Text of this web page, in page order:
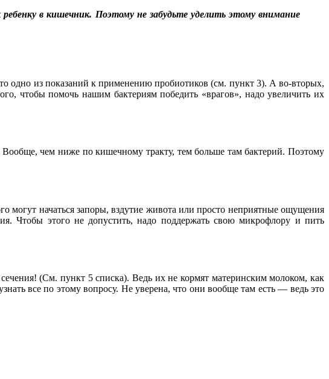
в кишечник. Поэтому не забудьте уделить этому внимание
одно из показаний к применению пробиотиков (см. пункт 3). А во-вторых,
чтобы помочь нашим бактериям победить «врагов», надо увеличить их
чем ниже по кишечному тракту, тем больше там бактерий. Поэтому
начаться запоры, вздутие живота или просто неприятные ощущения
Чтобы этого не допустить, надо поддержать свою микрофлору и пить
(См. пункт 5 списка). Ведь их не кормят материнским молоком, как
все по этому вопросу. Не уверена, что они вообще там есть — ведь это